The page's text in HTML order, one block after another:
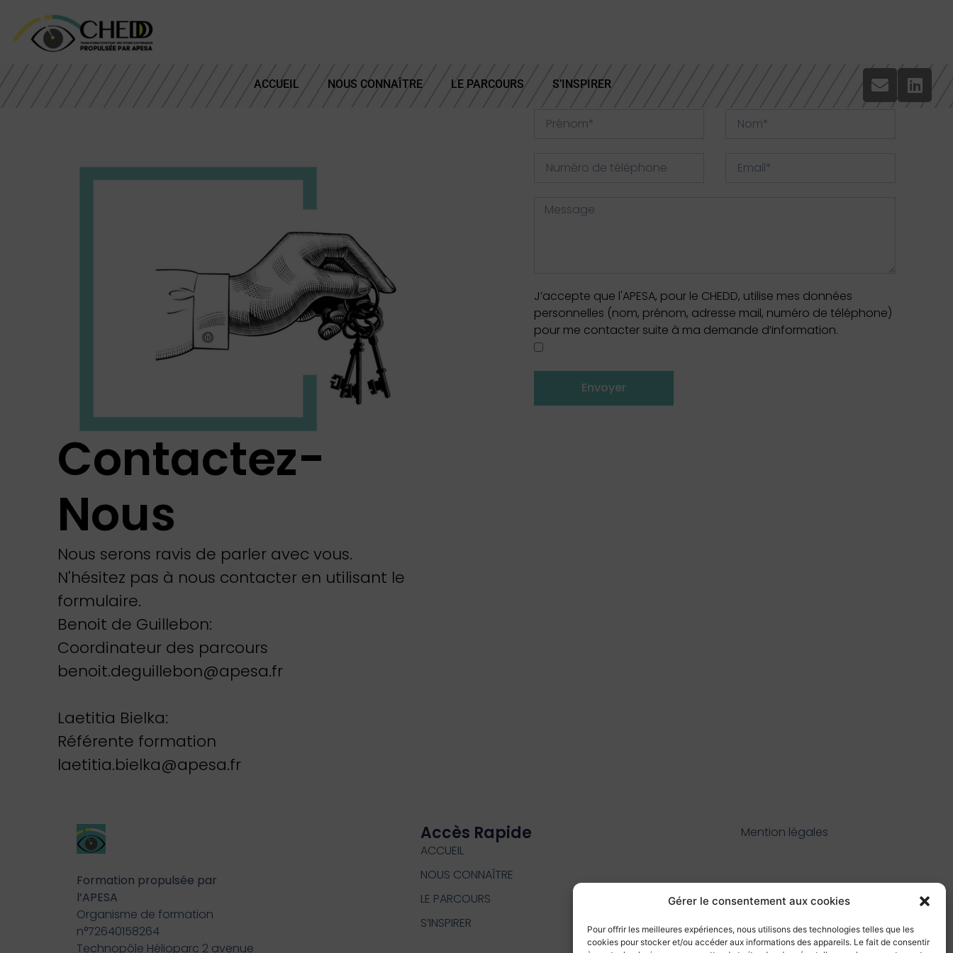
Gérer le consentement aux cookies
Pour offrir les meilleures expériences, nous utilisons des technologies telles que les
cookies pour stocker et/ou accéder aux informations des appareils. Le fait de consentir
ACCUEIL NOUS CONNAÎTRE LE PARCOURS S’INSPIRER
Contactez-
Nous
Nous serons ravis de parler avec vous.
N'hésitez pas à nous contacter en utilisant le
formulaire.
Benoit de Guillebon:
Coordinateur des parcours
benoit.deguillebon@apesa.fr
Laetitia Bielka:
Référente formation
laetitia.bielka@apesa.fr
J’accepte que l'APESA, pour le CHEDD, utilise mes données
personnelles (nom, prénom, adresse mail, numéro de téléphone)
pour me contacter suite à ma demande d’information.
Envoyer
Formation propulsée par
l’APESA
Organisme de formation
n°72640158264
Technopôle Hélioparc 2 avenue
Accès Rapide
ACCUEIL
NOUS CONNAÎTRE
LE PARCOURS
S’INSPIRER
Mention légales